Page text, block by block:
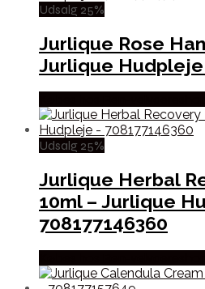
Udsalg 25%
Jurlique Rose
Jurlique Hudpleje
Udsalg 25%
Jurlique Herbal
10ml – Jurlique
708177146360